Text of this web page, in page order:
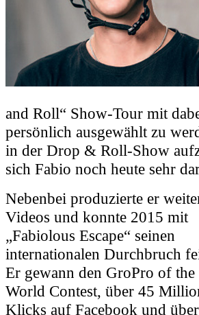
and Roll“ Show-Tour mit
persönlich ausgewählt zu
in der Drop & Roll-Show
sich Fabio noch heute sehr
Nebenbei produzierte er
Videos und konnte 2015 mit
„Fabiolous Escape“ seinen
internationalen Durchbruch
Er gewann den GroPro of the
World Contest, über 45
Klicks auf Facebook und über